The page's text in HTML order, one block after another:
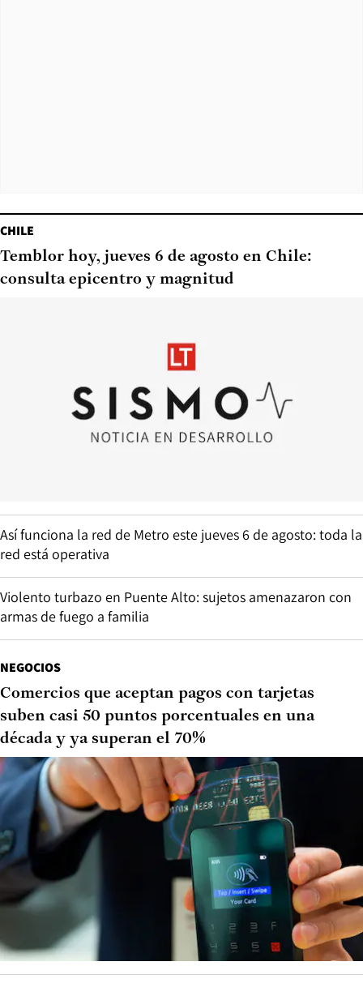
CHILE
Temblor hoy, jueves 6 de agosto en Chile:
consulta epicentro y magnitud
Así funciona la red de Metro este jueves 6 de agosto: toda la
red está operativa
Violento turbazo en Puente Alto: sujetos amenazaron con
armas de fuego a familia
NEGOCIOS
Comercios que aceptan pagos con tarjetas
suben casi 50 puntos porcentuales en una
década y ya superan el 70%